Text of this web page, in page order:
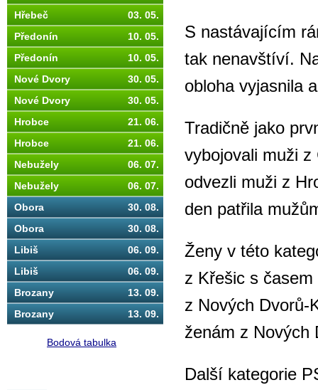
S nastávajícím
tak nenavštíví.
obloha vyjasnila
Tradičně jako
vybojovali muži
odvezli muži z
den patřila
Ženy v této
z Křešic s
z Nových Dvorů-
ženám z Nových
Další kategorie
Hřebeč
03. 05.
Předonín
10. 05.
Předonín
10. 05.
Nové Dvory
30. 05.
Nové Dvory
30. 05.
Hrobce
21. 06.
Hrobce
21. 06.
Nebužely
06. 07.
Nebužely
06. 07.
Obora
30. 08.
Obora
30. 08.
Libiš
06. 09.
Libiš
06. 09.
Brozany
13. 09.
Brozany
13. 09.
Bodová tabulka